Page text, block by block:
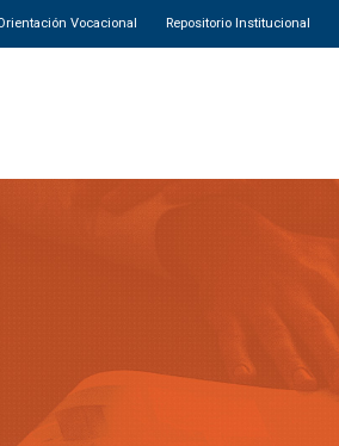
Vocacional Repositorio Institucional